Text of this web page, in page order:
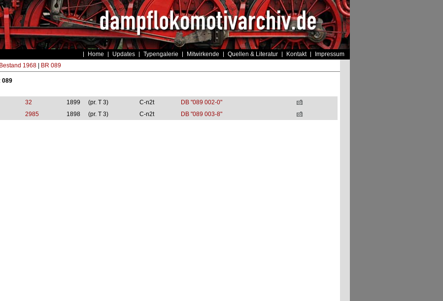
Home Updates Typengalerie Mitwirkende Quellen & Literatur Kontakt Impressum
1968| BR 089
089
32 1899 (pr. T 3) C-n2t
DB "089 002-0"
2985 1898 (pr. T 3) C-n2t DB "089 003-8"